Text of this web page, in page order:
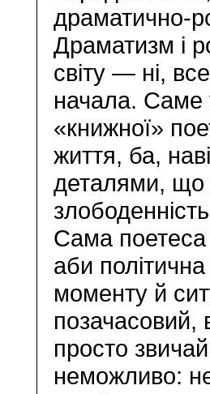
драматично-
Драматизм і
світу — ні,
начала. Саме
«книжної»
життя, ба,
деталями, що
Сама поетеса
аби
моменту й
позачасовий,
просто
неможливо: